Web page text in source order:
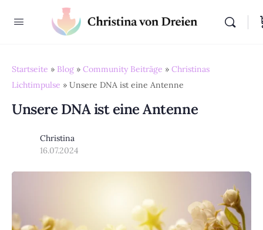
Startseite » Blog » Community Beiträge » Christinas
Lichtimpulse » Unsere DNA ist eine Antenne
Unsere DNA ist eine Antenne
Christina
16.07.2024